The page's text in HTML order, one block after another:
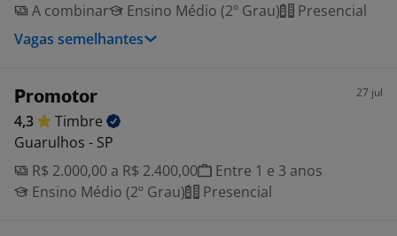
A combinar
Ensino Médio (2º Grau)
Presencial
Vagas semelhantes
Promotor 27 jul
4,3
Timbre
Guarulhos - SP
R$ 2.000,00 a R$ 2.400,00
Entre 1 e 3 anos
Ensino Médio (2º Grau)
Presencial